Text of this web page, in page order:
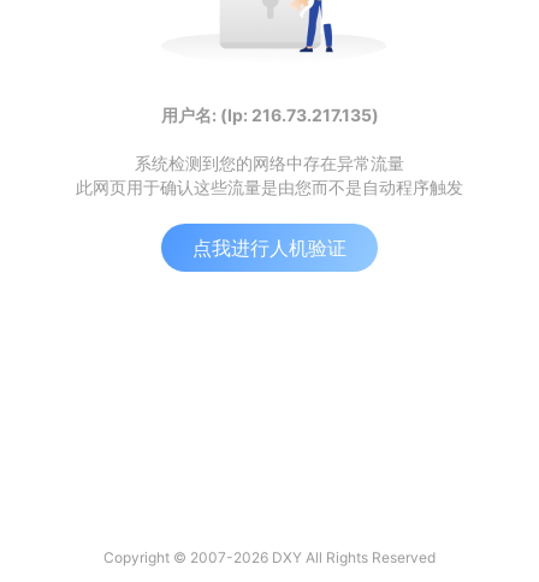
用户名: (Ip: 216.73.217.135)
系统检测到您的网络中存在异常流量
此网页用于确认这些流量是由您而不是自动程序触发
点我进行人机验证
Copyright © 2007-2026 DXY All Rights Reserved